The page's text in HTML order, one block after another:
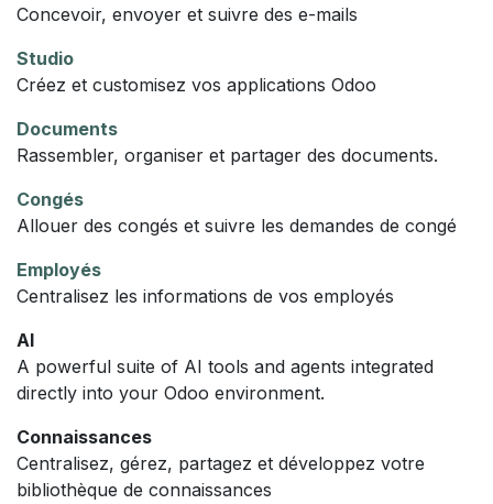
Concevoir, envoyer et suivre des e-mails
Studio
Créez et customisez vos applications Odoo
Documents
Rassembler, organiser et partager des documents.
Congés
Allouer des congés et suivre les demandes de congé
Employés
Centralisez les informations de vos employés
AI
A powerful suite of AI tools and agents integrated
directly into your Odoo environment.
Connaissances
Centralisez, gérez, partagez et développez votre
bibliothèque de connaissances